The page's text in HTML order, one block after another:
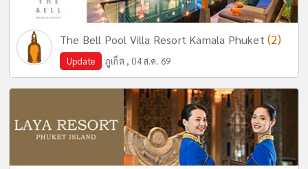
The Bell Pool Villa Resort Kamala Phuket (2)
Update ภูเก็ต , 04 ส.ค. 69